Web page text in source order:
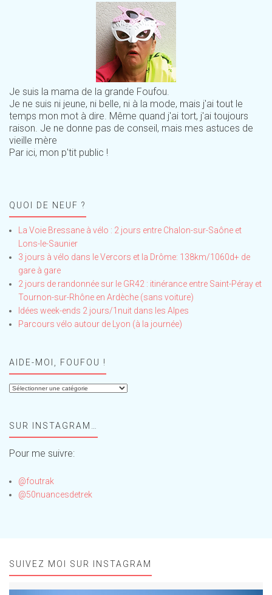
Je suis la mama de la grande Foufou.
Je ne suis ni jeune, ni belle, ni à la mode, mais j'ai tout le
temps mon mot à dire. Même quand j'ai tort, j'ai toujours
raison. Je ne donne pas de conseil, mais mes astuces de
vieille mère
Par ici, mon p'tit public !
QUOI DE NEUF ?
La Voie Bressane à vélo : 2 jours entre Chalon-sur-Saône et
Lons-le-Saunier
3 jours à vélo dans le Vercors et la Drôme: 138km/1060d+ de
gare à gare
2 jours de randonnée sur le GR42 : itinérance entre Saint-Péray et
Tournon-sur-Rhône en Ardèche (sans voiture)
Idées week-ends 2 jours/1nuit dans les Alpes
Parcours vélo autour de Lyon (à la journée)
AIDE-MOI, FOUFOU !
Aide-
!SUR INSTAGRAM…
Pour me suivre:
@foutrak
@50nuancesdetrek
SUIVEZ MOI SUR INSTAGRAM